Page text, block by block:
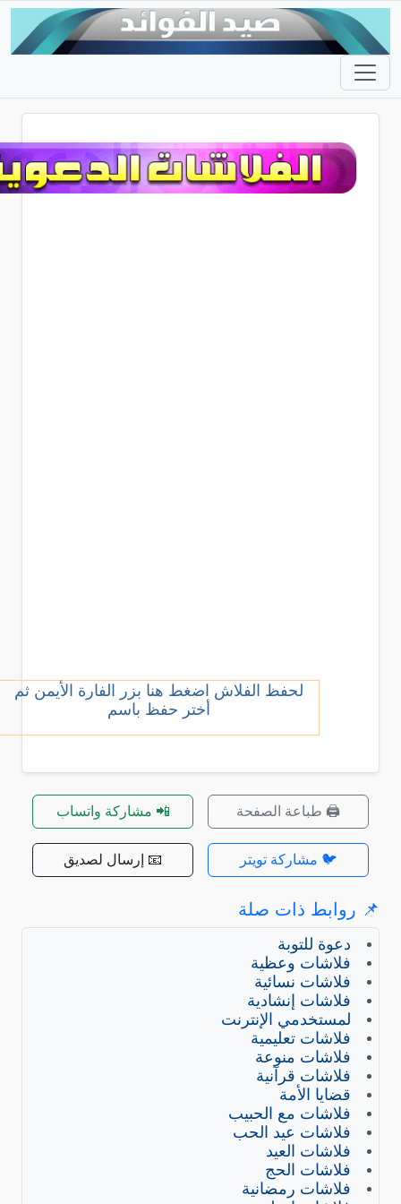
لحفظ الفلاش اضغط هنا بزر الفارة الأيمن ثم
أختر حفظ باسم
🖨️ طباعة الصفحة 📲 مشاركة واتساب
🐦 مشاركة تويتر 📧 إرسال لصديق
ذات صلة
دعوة للتوبة
فلاشات وعظية
فلاشات نسائية
فلاشات إنشادية
لمستخدمي الإنترنت
فلاشات تعليمية
فلاشات منوعة
فلاشات قرآنية
قضايا الأمة
فلاشات مع الحبيب
فلاشات عيد الحب
فلاشات العيد
فلاشات الحج
فلاشات رمضانية